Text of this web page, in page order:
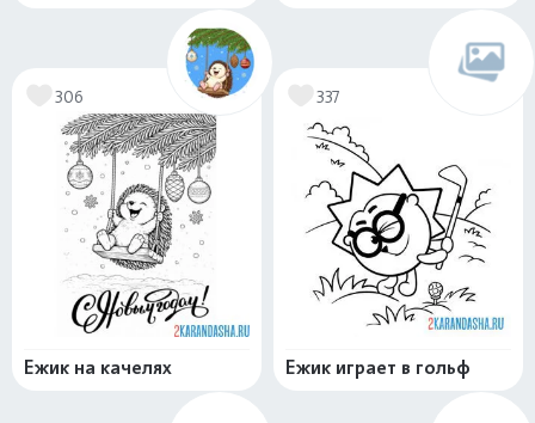
306
Ежик на качелях
337
Ежик играет в гольф